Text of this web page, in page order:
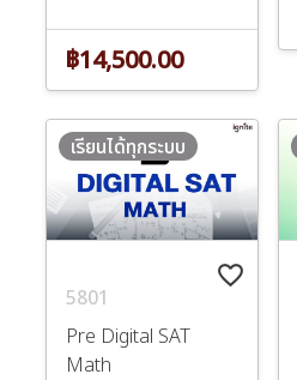
฿14,500.00
favorite_border
5801
Pre Digital SAT
Math
เรียนได้ทุกระบบ